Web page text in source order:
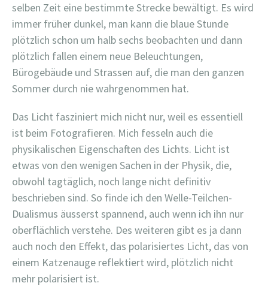
selben Zeit eine bestimmte Strecke bewältigt. Es wird
immer früher dunkel, man kann die blaue Stunde
plötzlich schon um halb sechs beobachten und dann
plötzlich fallen einem neue Beleuchtungen,
Bürogebäude und Strassen auf, die man den ganzen
Sommer durch nie wahrgenommen hat.
Das Licht fasziniert mich nicht nur, weil es essentiell
ist beim Fotografieren. Mich fesseln auch die
physikalischen Eigenschaften des Lichts. Licht ist
etwas von den wenigen Sachen in der Physik, die,
obwohl tagtäglich, noch lange nicht definitiv
beschrieben sind. So finde ich den Welle-Teilchen-
Dualismus äusserst spannend, auch wenn ich ihn nur
oberflächlich verstehe. Des weiteren gibt es ja dann
auch noch den Effekt, das polarisiertes Licht, das von
einem Katzenauge reflektiert wird, plötzlich nicht
mehr polarisiert ist.